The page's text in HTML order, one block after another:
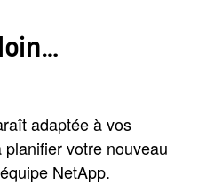
adaptée à vos
votre nouveau
NetApp.